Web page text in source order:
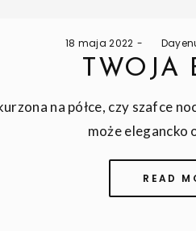
Posted
18 maja 2022 by
TWOJA
na półce, czy szafce
może elegancko
READ